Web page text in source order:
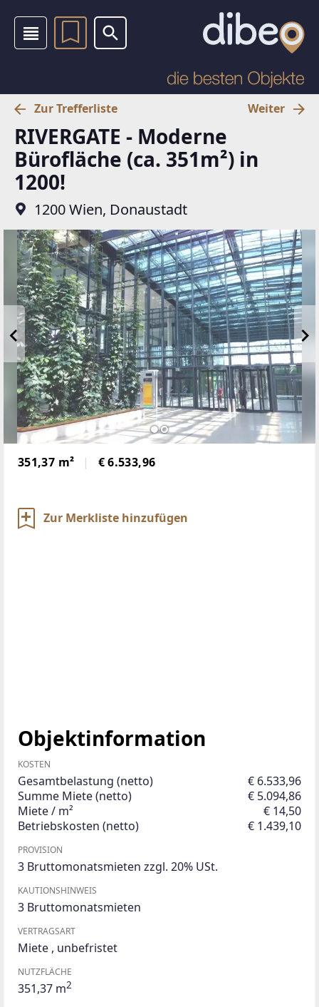
Zur Trefferliste Weiter
RIVERGATE - Moderne
Bürofläche (ca. 351m²) in
1200!
1200 Wien, Donaustadt
351,37 m² € 6.533,96
Zur Merkliste hinzufügen
Objektinformation
KOSTEN
Gesamtbelastung (netto)
€ 6.533,96
Summe Miete (netto)
€ 5.094,86
Miete / m²
€ 14,50
Betriebskosten (netto)
€ 1.439,10
PROVISION
3 Bruttomonatsmieten zzgl. 20% USt.
KAUTIONSHINWEIS
3 Bruttomonatsmieten
VERTRAGSART
Miete , unbefristet
NUTZFLÄCHE
351,37 m2